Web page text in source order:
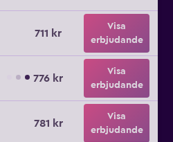
711 kr
Visa
erbjudande
776 kr
Visa
erbjudande
781 kr
Visa
erbjudande